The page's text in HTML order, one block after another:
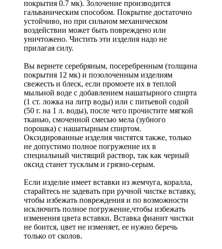
покрытия 0.7 мк). Золочение производится
гальваническим способом. Покрытие достаточно
устойчиво, но при сильном механическом
воздействии может быть повреждено или
уничтожено. Чистить эти изделия надо не
прилагая силу.
Вы вернете серебряным, посеребренным (толщина
покрытия 12 мк) и позолоченным изделиям
свежесть и блеск, если промоете их в теплой
мыльной воде с добавлением нашатырного спирта
(1 ст. ложка на литр воды) или с питьевой содой
(50 г. на 1 л. воды), после чего прочистите мягкой
тканью, смоченной смесью мела (зубного
порошка) с нашатырным спиртом.
Оксидированные изделия чистятся также, только
не допустимо полное погружение их в
специальный чистящий раствор, так как черный
оксид станет тусклым и грязно-серым.
Если изделие имеет вставки из жемчуга, коралла,
старайтесь не задевать при ручной чистке вставку,
чтобы избежать повреждения и по возможности
исключить полное погружение,чтобы избежать
изменения цвета вставки. Вставка фианит чистки
не боится, цвет не изменяет, ее нужно беречь
только от сколов.